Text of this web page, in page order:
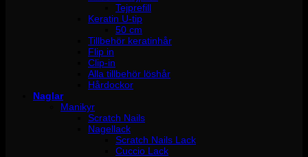
Tejprefill
Keratin U-tip
50 cm
Tillbehör keratinhår
Flip in
Clip-in
Alla tillbehör löshår
Hårdockor
Naglar
Manikyr
Scratch Nails
Nagellack
Scratch Nails Lack
Cuccio Lack